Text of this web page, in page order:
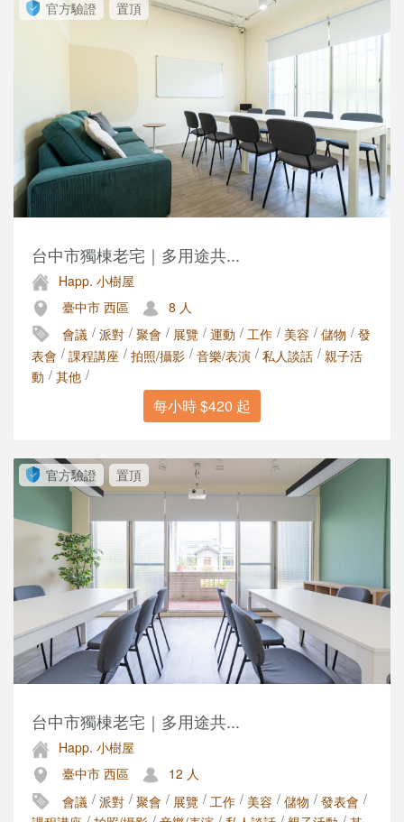
官方驗證 置頂
台中市獨棟老宅｜多用途共...
Happ. 小樹屋
臺中市 西區
8 人
會議 / 派對 / 聚會 / 展覽 / 運動 / 工作 / 美容 / 儲物 / 發
表會 / 課程講座 / 拍照/攝影 / 音樂/表演 / 私人談話 / 親子活
動 / 其他 /
每小時 $420 起
官方驗證 置頂
台中市獨棟老宅｜多用途共...
Happ. 小樹屋
臺中市 西區
12 人
會議 / 派對 / 聚會 / 展覽 / 工作 / 美容 / 儲物 / 發表會 /